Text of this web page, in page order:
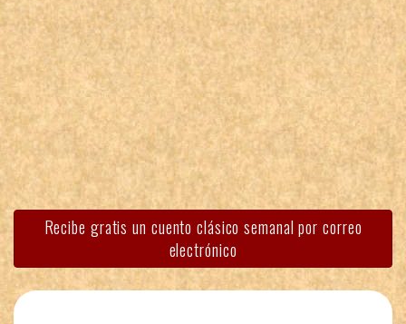
Recibe gratis un cuento clásico semanal por correo
electrónico